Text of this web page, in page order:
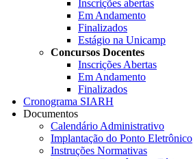
Inscrições abertas
Em Andamento
Finalizados
Estágio na Unicamp
Concursos Docentes
Inscrições Abertas
Em Andamento
Finalizados
Cronograma SIARH
Documentos
Calendário Administrativo
Implantação do Ponto Eletrônico
Instruções Normativas